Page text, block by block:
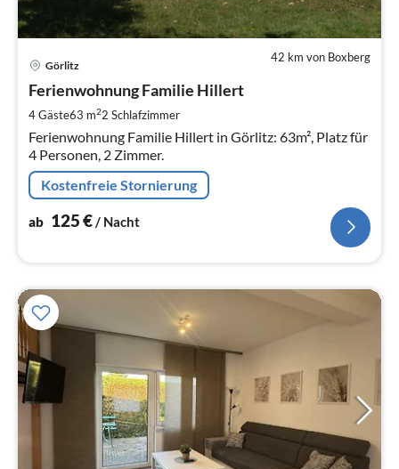
42 km von Boxberg
Görlitz
Ferienwohnung Familie Hillert
4 Gäste63 m22 Schlafzimmer
Ferienwohnung Familie Hillert in Görlitz: 63m², Platz für
4 Personen, 2 Zimmer.
Kostenfreie Stornierung
ab 125€ / Nacht